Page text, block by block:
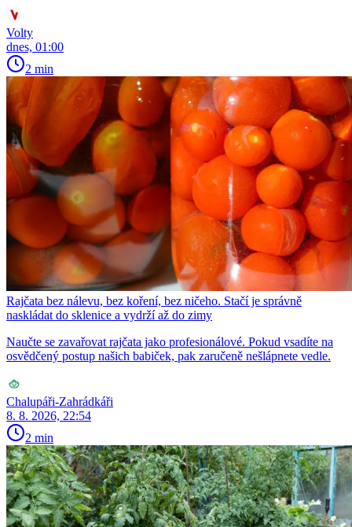
Volty
dnes, 01:00
2 min
Rajčata bez nálevu, bez koření, bez ničeho. Stačí je správně
naskládat do sklenice a vydrží až do zimy
Naučte se zavařovat rajčata jako profesionálové. Pokud vsadíte na
osvědčený postup našich babiček, pak zaručeně nešlápnete vedle.
Chalupáři-Zahrádkáři
8. 8. 2026, 22:54
2 min